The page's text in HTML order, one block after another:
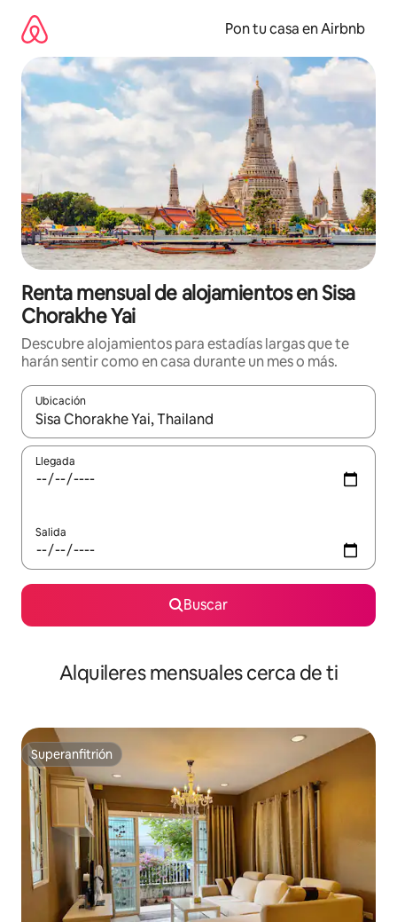
contenido
Pon tu casa en Airbnb
Renta mensual de alojamientos en Sisa
Chorakhe Yai
Descubre alojamientos para estadías largas que te
harán sentir como en casa durante un mes o más.
Ubicación
Cuando los resultados estén disponibles, navega con las
Llegada
Salida
Buscar
Alquileres mensuales cerca de ti
Superanfitrión
Superanfitrión